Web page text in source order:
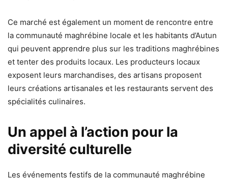
Ce marché est également un moment de rencontre entre
la communauté maghrébine locale et les habitants d’Autun
qui peuvent apprendre plus sur les traditions maghrébines
et tenter des produits locaux. Les producteurs locaux
exposent leurs marchandises, des artisans proposent
leurs créations artisanales et les restaurants servent des
spécialités culinaires.
Un appel à l’action pour la
diversité culturelle
Les événements festifs de la communauté maghrébine